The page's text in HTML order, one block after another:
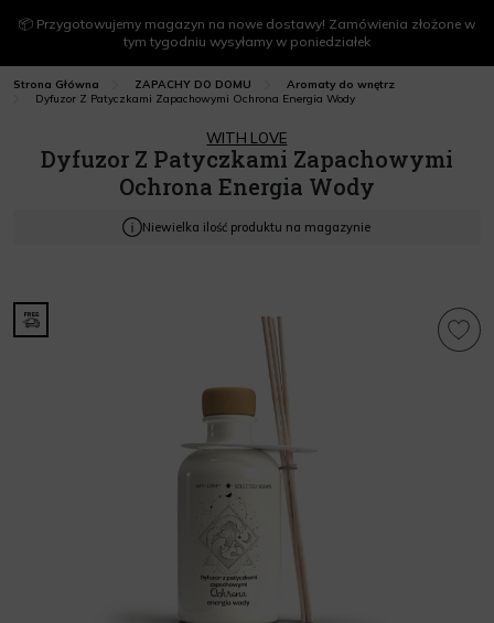
📦 Przygotowujemy magazyn na nowe dostawy! Zamówienia złożone w
tym tygodniu wysyłamy w poniedziałek
Strona Główna ZAPACHY DO DOMU
Aromaty do wnętrz
Dyfuzor Z Patyczkami Zapachowymi Ochrona Energia Wody
WITH LOVE
Dyfuzor Z Patyczkami Zapachowymi
Ochrona Energia Wody
Niewielka ilość produktu na magazynie